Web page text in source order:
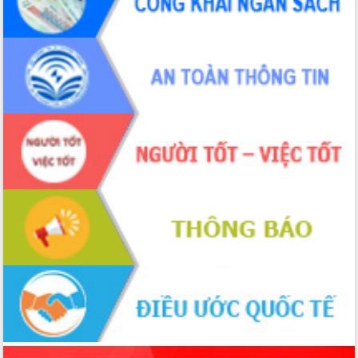
sầu riêng tại Đắk Lắk
Trình diễn nghệ thuật chế biến các
món ăn từ sầu riêng
Đắk Lắk công bố Quy hoạch và xúc
tiến đầu tư tỉnh
Ngành cá ngừ Đắk Lắk chủ động thích
ứng để giữ vững thị trường xuất khẩu
Diễn đàn Kinh tế tư nhân Việt Nam đột
phá cơ chế - Hợp tác công tư
Đề án 06 tạo bước ngoặt đột phá trong
cải cách hành chính tỉnh Đắk Lắk
Kết nối tour, đẩy mạnh chuyển đổi số
để phát triển du lịch Đắk Lắk
Khởi động Dự án Đầu tư xây dựng hạ
tầng kỹ thuật Cụm công nghiệp Tân
Gặp mặt các cơ quan báo chí nhân Kỷ
niệm 101 năm Ngày Báo chí Cách
mạng Việt Nam
Đắk Lắk sơ kết 4 năm triển khai thực